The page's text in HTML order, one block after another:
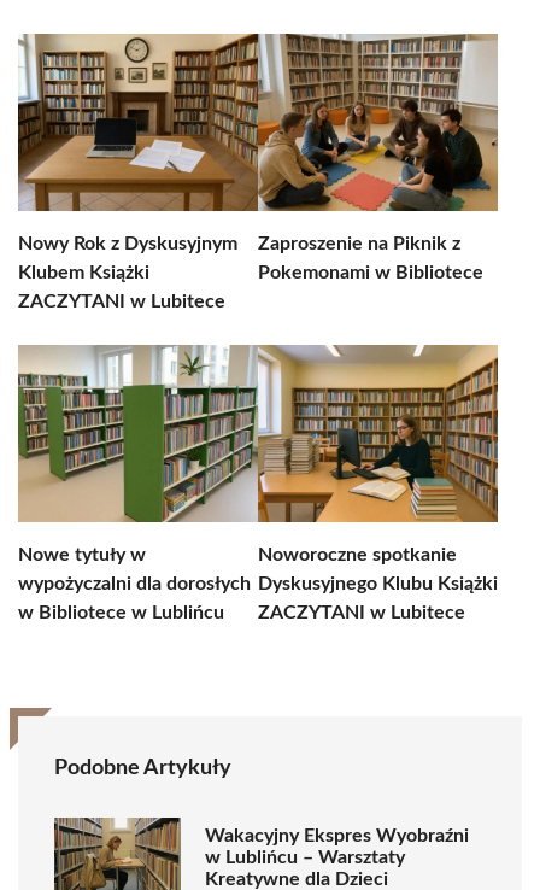
Nowy Rok z Dyskusyjnym
Klubem Książki
ZACZYTANI w Lubitece
Zaproszenie na Piknik z
Pokemonami w Bibliotece
Nowe tytuły w
wypożyczalni dla dorosłych
w Bibliotece w Lublińcu
Noworoczne spotkanie
Dyskusyjnego Klubu Książki
ZACZYTANI w Lubitece
Podobne Artykuły
Wakacyjny Ekspres Wyobraźni
w Lublińcu – Warsztaty
Kreatywne dla Dzieci